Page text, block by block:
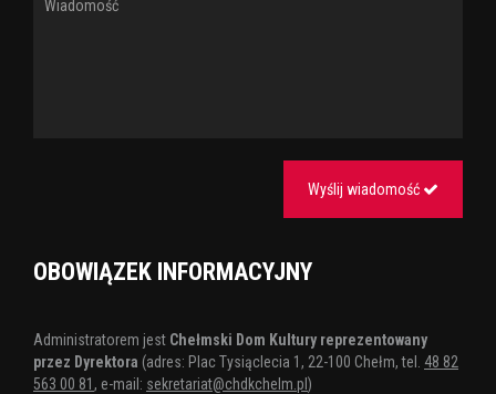
Wyślij wiadomość
OBOWIĄZEK INFORMACYJNY
Administratorem jest Chełmski Dom Kultury reprezentowany
przez Dyrektora (adres: Plac Tysiąclecia 1, 22-100 Chełm, tel. 48 82
563 00 81 , e-mail: sekretariat@chdkchelm.pl )